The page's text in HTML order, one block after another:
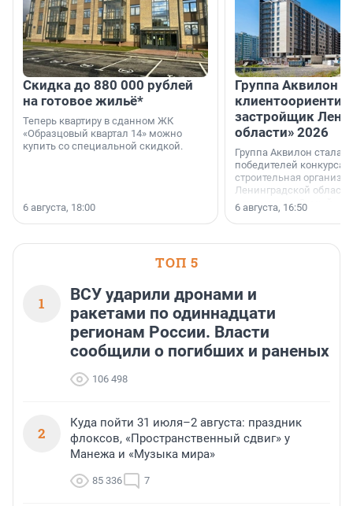
Скидка до 880 000 рублей
на готовое жильё*
Теперь квартиру в сданном ЖК
«Образцовый квартал 14» можно
купить со специальной скидкой.
6 августа, 18:00
Группа Аквилон
застройщик
области» 2026
Группа Аквилон стала
победителей конкурса
строительная
Ленинградской области
номинации «Самый
застройщик
6 августа, 16:50
ТОП 5
1
ВСУ ударили дронами и
ракетами по одиннадцати
регионам России. Власти
сообщили о погибших и раненых
106 498
2
Куда пойти 31 июля–2 августа: праздник
флоксов, «Пространственный сдвиг» у
Манежа и «Музыка мира»
85 336 7